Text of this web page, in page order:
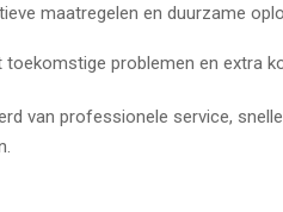
maatregelen en duurzame
problemen en extra
van professionele service,